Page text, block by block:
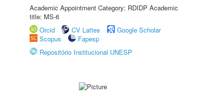
Academic Appointment Category: RDIDP Academic
title: MS-6
Orcid
CV Lattes
Google Scholar
Scopus
Fapesp
Repositório Institucional UNESP